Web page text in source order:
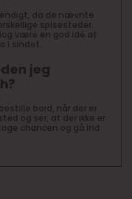
da de nævnte
spisesteder.
være en god idé at
i sindet.
jeg
bord, når der er
og ser, at der ikke er
chancen og gå ind